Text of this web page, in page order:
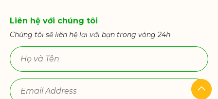
Liên hệ với chúng tôi
Chúng tôi sẽ liên hệ lại với bạn trong vòng 24h